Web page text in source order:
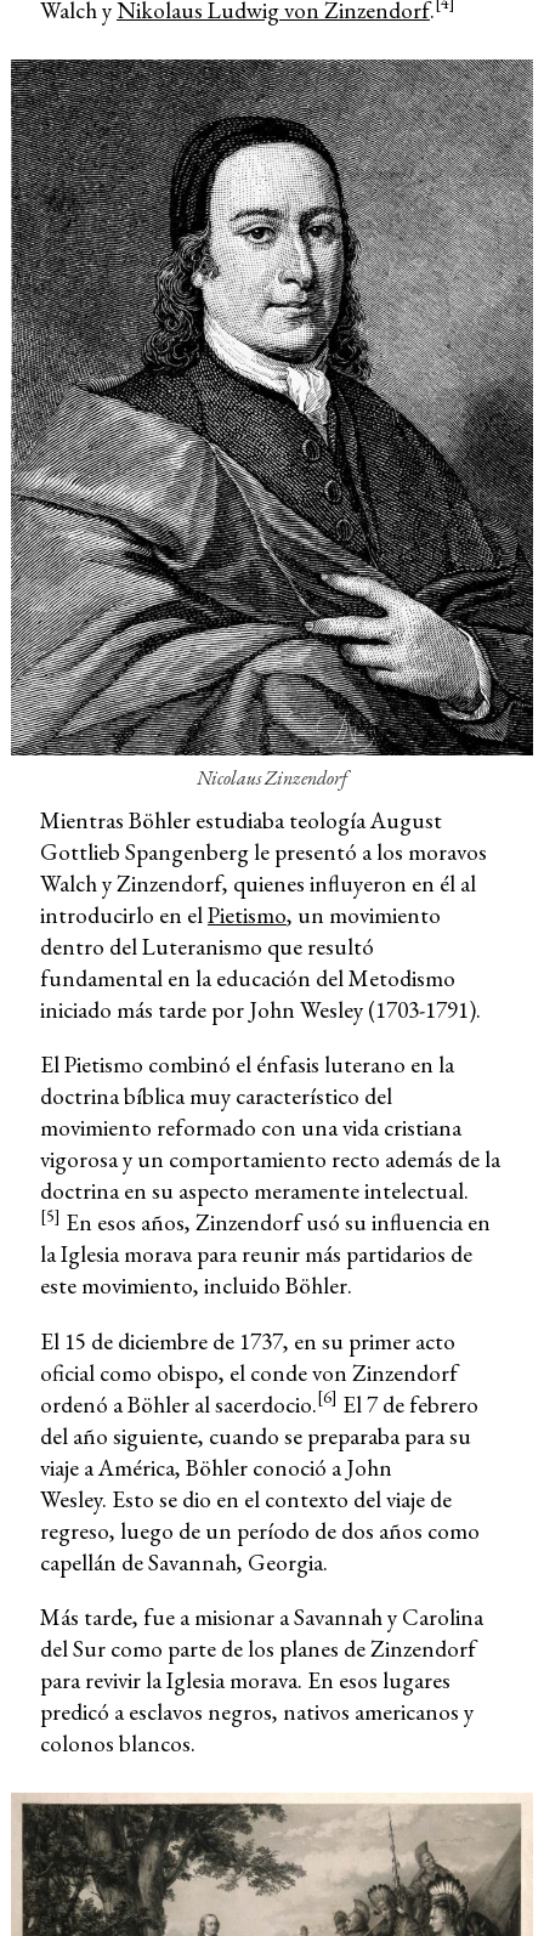
Walch yNikolaus Ludwig von Zinzendorf.
Nicolaus Zinzendorf
Mientras Böhler estudiaba teología August
Gottlieb Spangenberg le presentó a los moravos
Walch y Zinzendorf, quienes influyeron en él al
introducirlo en elPietismo, un movimiento
dentro del Luteranismo que resultó
fundamental en la educación del Metodismo
iniciado más tarde por John Wesley (1703-1791).
El Pietismo combinó el énfasis luterano en la
doctrina bíblica muy característico del
movimiento reformado con una vida cristiana
vigorosa y un comportamiento recto además de la
doctrina en su aspecto meramente intelectual.
[5] En esos años, Zinzendorf usó su influencia en
la Iglesia morava para reunir más partidarios de
este movimiento, incluido Böhler.
El 15 de diciembre de 1737, en su primer acto
oficial como obispo, el conde von Zinzendorf
ordenó a Böhler al sacerdocio.[6] El 7 de febrero
del año siguiente, cuando se preparaba para su
viaje a América, Böhler conoció a John
Wesley. Esto se dio en el contexto del viaje de
regreso, luego de un período de dos años como
capellán de Savannah, Georgia.
Más tarde, fue a misionar a Savannah y Carolina
del Sur como parte de los planes de Zinzendorf
para revivir la Iglesia morava. En esos lugares
predicó a esclavos negros, nativos americanos y
colonos blancos.